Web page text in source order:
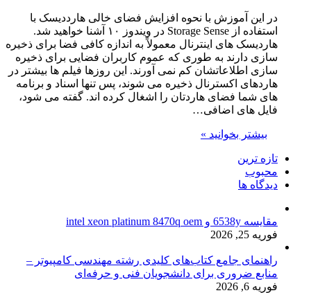
در این آموزش با نحوه افزایش فضای خالی هارددیسک با
استفاده از Storage Sense در ویندوز ۱۰ آشنا خواهید شد.
هاردیسک های اینترنال معمولاً به اندازه کافی فضا برای ذخیره
سازی دارند به طوری که عموم کاربران فضایی برای ذخیره
سازی اطلاعاتشان کم نمی آورند. این روزها فیلم ها بیشتر در
هاردهای اکسترنال ذخیره می شوند، پس تنها اسناد و برنامه
های شما فضای هاردتان را اشغال کرده اند. گفته می شود،
فایل های اضافی…
بیشتر بخوانید »
تازه ترین
محبوب
دیدگاه ها
مقایسه 6538y و intel xeon platinum 8470q oem
فوریه 25, 2026
راهنمای جامع کتاب‌های کلیدی رشته مهندسی کامپیوتر –
منابع ضروری برای دانشجویان فنی و حرفه‌ای
فوریه 6, 2026